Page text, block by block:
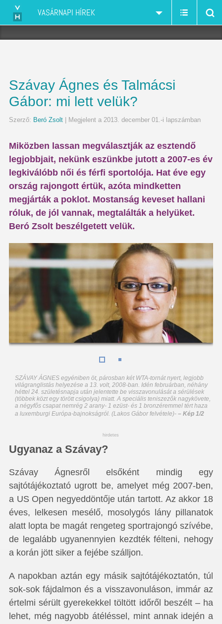
VASÁRNAPI HÍREK
Szávay Ágnes és Talmácsi
Gábor: mi lett velük?
Szerző: Beró Zsolt| Megjelent a 2013. december 01.-i lapszámban
Miközben lassan megválasztják az esztendő
legjobbjait, nekünk eszünkbe jutott a 2007-es év
legkiválóbb női és férfi sportolója. Hat éve egy
ország rajongott értük, azóta mindketten
megjárták a poklot. Mostanság keveset hallani
róluk, de jól vannak, megtalálták a helyüket.
Beró Zsolt beszélgetett velük.
SZÁVAY ÁGNES egyéniben öt, párosban két WTA-tornát nyert, legjobb
világranglistás helyezése a 13. volt, 2008-ban. Idén februárban, néhány
héttel 24. születésnapja után jelentette be visszavonulását a sérülések
(többek közt egy törött csigolya) miatt. A speciális teniszezők nagykövete,
a négyfős csapat nemrég 2 arany- 1 ezüst- és 1 bronzéremmel tért haza
a luxemburgi Európa-bajnokságról. (Lakos Gábor felvétele)-– Kép 1/2
hirdetes
Ugyanaz a Szávay?
Szávay Ágnesről elsőként mindig egy
sajtótájékoztató ugrott be, amelyet még 2007-ben,
a US Open negyeddöntője után tartott. Az akkor 18
éves, lelkesen mesélő, mosolygós lány pillanatok
alatt lopta be magát rengeteg sportrajongó szívébe,
de legalább ugyanennyien kezdték félteni, nehogy
a korán jött siker a fejébe szálljon.
A napokban aztán egy másik sajtótájékoztatón, túl
sok-sok fájdalmon és a visszavonuláson, immár az
értelmi sérült gyerekekkel töltött időről beszélt – ha
lehet, még nagyobb átéléssel, mint annak idején a